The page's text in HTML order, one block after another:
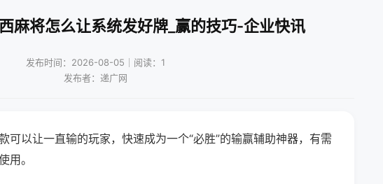
麻将怎么让系统发好牌_赢的技巧-企业快讯
发布时间：2026-08-05｜阅读：1
发布者：递广网
可以让一直输的玩家，快速成为一个“必胜”的输赢辅助神器，有需
用。